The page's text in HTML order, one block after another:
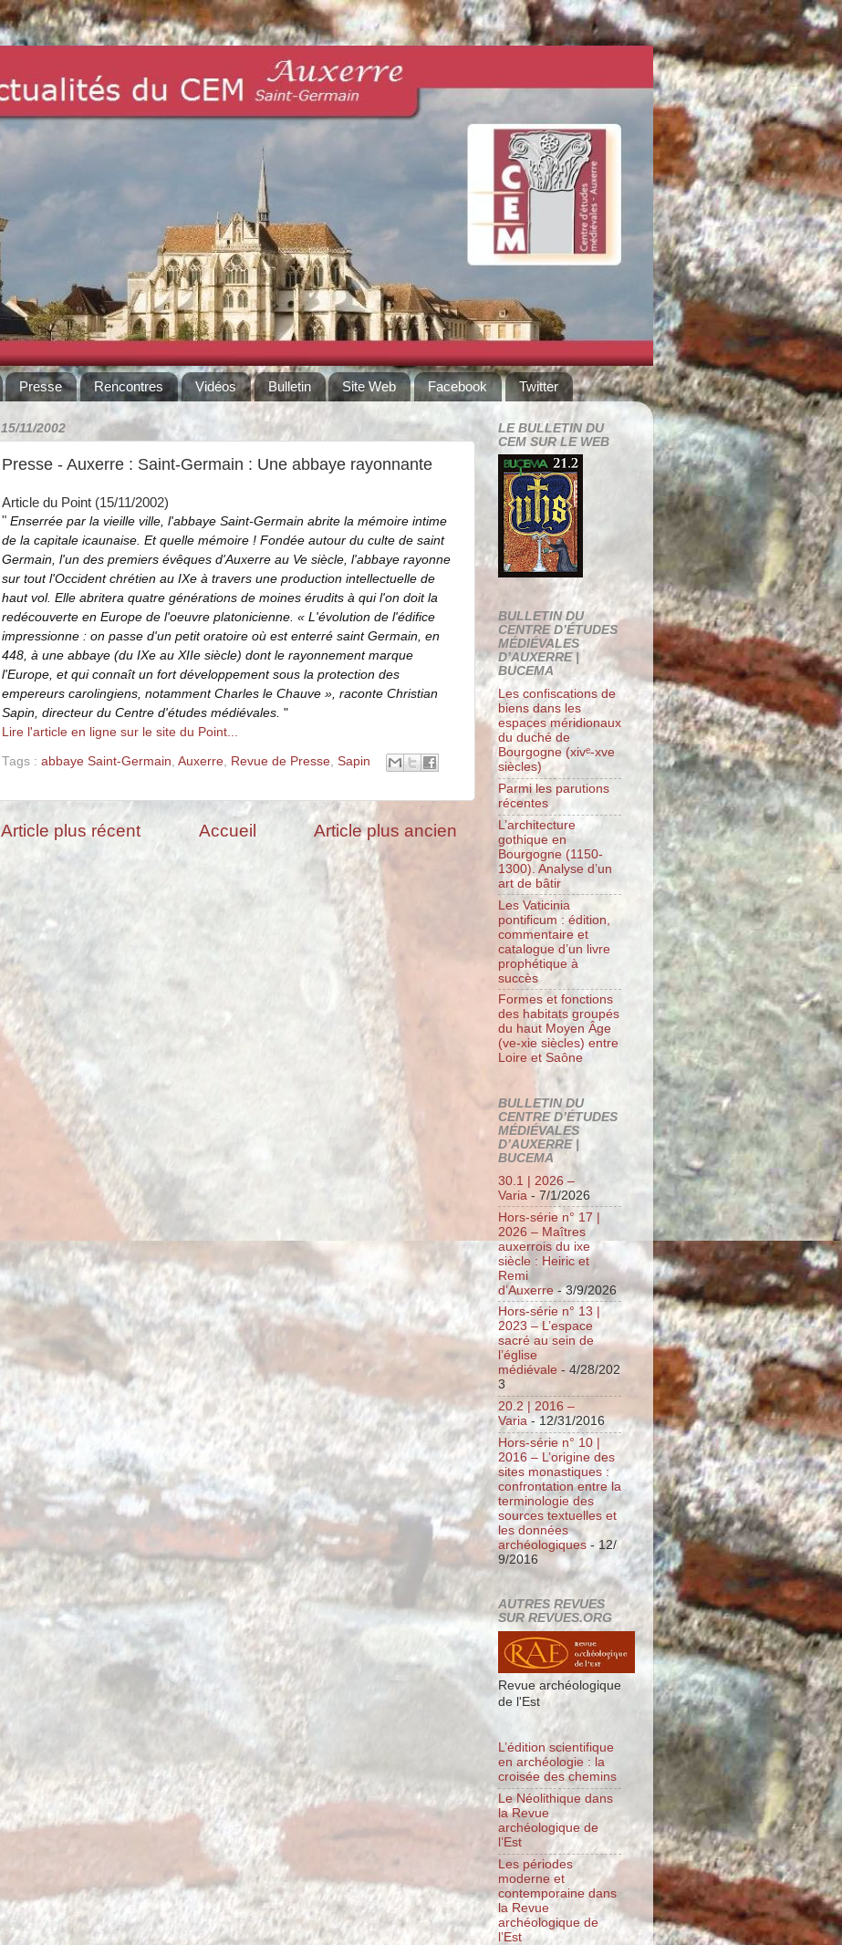
Presse Rencontres Vidéos Bulletin Site Web Facebook Twitter
15/11/2002
Presse - Auxerre : Saint-Germain : Une abbaye rayonnante
Article du Point (15/11/2002)
" Enserrée par la vieille ville, l'abbaye Saint-Germain abrite la mémoire intime
de la capitale icaunaise. Et quelle mémoire ! Fondée autour du culte de saint
Germain, l'un des premiers évêques d'Auxerre au Ve siècle, l'abbaye rayonne
sur tout l'Occident chrétien au IXe à travers une production intellectuelle de
haut vol. Elle abritera quatre générations de moines érudits à qui l'on doit la
redécouverte en Europe de l'oeuvre platonicienne. « L'évolution de l'édifice
impressionne : on passe d'un petit oratoire où est enterré saint Germain, en
448, à une abbaye (du IXe au XIIe siècle) dont le rayonnement marque
l'Europe, et qui connaît un fort développement sous la protection des
empereurs carolingiens, notamment Charles le Chauve », raconte Christian
Sapin, directeur du Centre d'études médiévales. "
Lire l'article en ligne sur le site du Point...
Tags : abbaye Saint-Germain, Auxerre, Revue de Presse, Sapin
Article plus récent Article plus ancien
Accueil
LE BULLETIN DU
CEM SUR LE WEB
BULLETIN DU
CENTRE D’ÉTUDES
MÉDIÉVALES
D’AUXERRE |
BUCEMA
Les confiscations de
biens dans les
espaces méridionaux
du duché de
Bourgogne (xivᵉ-xve
siècles)
Parmi les parutions
récentes
L’architecture
gothique en
Bourgogne (1150-
1300). Analyse d’un
art de bâtir
Les Vaticinia
pontificum : édition,
commentaire et
catalogue d’un livre
prophétique à
succès
Formes et fonctions
des habitats groupés
du haut Moyen Âge
(ve-xie siècles) entre
Loire et Saône
BULLETIN DU
CENTRE D’ÉTUDES
MÉDIÉVALES
D’AUXERRE |
BUCEMA
30.1 | 2026 –
Varia - 7/1/2026
Hors-série n° 17 |
2026 – Maîtres
auxerrois du ixe
siècle : Heiric et
Remi
d’Auxerre- 3/9/2026
Hors-série n° 13 |
2023 – L’espace
sacré au sein de
l’église
médiévale - 4/28/202
3
20.2 | 2016 –
Varia - 12/31/2016
Hors-série n° 10 |
2016 – L’origine des
sites monastiques :
confrontation entre la
terminologie des
sources textuelles et
les données
archéologiques - 12/
9/2016
AUTRES REVUES
SUR REVUES.ORG
Revue archéologique
de l'Est
L’édition scientifique
en archéologie : la
croisée des chemins
Le Néolithique dans
la Revue
archéologique de
l’Est
Les périodes
moderne et
contemporaine dans
la Revue
archéologique de
l’Est